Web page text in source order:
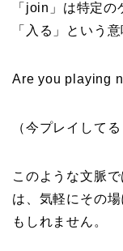
「join」は特定
「入る」という
Are you playing
（今プレイして
このような文脈
は、気軽にその
もしれません。